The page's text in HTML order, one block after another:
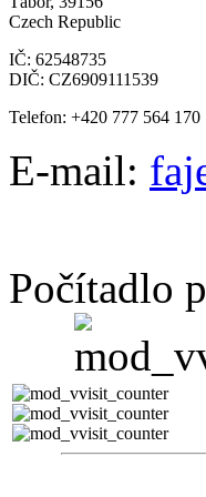
Czech Republic
IČ: 62548735
DIČ: CZ6909111539
Telefon: +420 777 564 170
E-mail:
Počítadlo